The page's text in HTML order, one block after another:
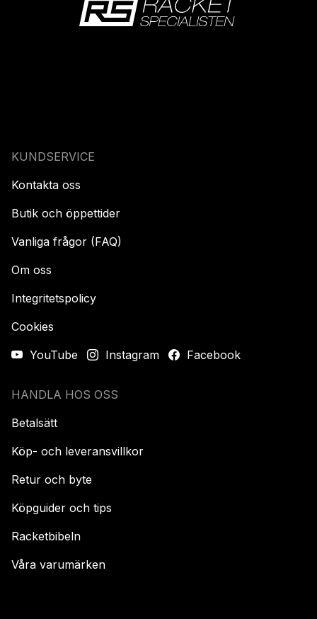
KUNDSERVICE
Kontakta oss
Butik och öppettider
Vanliga frågor (FAQ)
Om oss
Integritetspolicy
Cookies
YouTube
Instagram Facebook
HANDLA HOS OSS
Betalsätt
Köp- och leveransvillkor
Retur och byte
Köpguider och tips
Racketbibeln
Våra varumärken